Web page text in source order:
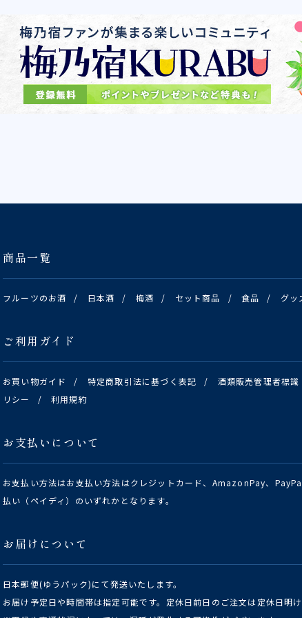
商品一覧
フルーツのお酒 / 日本酒 / 梅酒 / セット商品 / 食品 / グッ
ご利用ガイド
お買い物ガイド / 特定商取引法に基づく表記 /
酒類販売管理者標識
リシー
/ 利用規約
お支払いについて
お支払い方法はお支払い方法はクレジットカード、AmazonPay、
払い（ペイディ）のいずれかとなります。
お届けについて
日本郵便(ゆうパック)にて発送いたします。
お届け予定日や時間帯は指定可能です。定休日前日のご注文は定休日明